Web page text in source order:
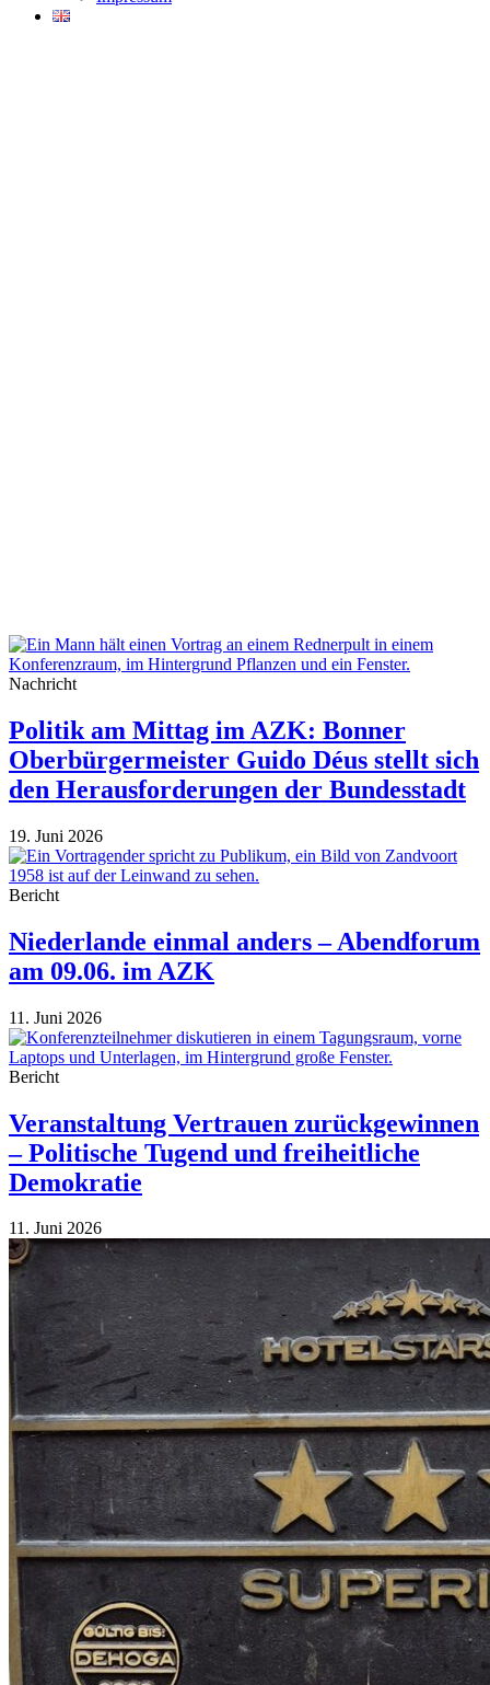
Nachricht
Politik am Mittag im AZK: Bonner
Oberbürgermeister Guido Déus stellt sich
den Herausforderungen der Bundesstadt
19. Juni 2026
Bericht
Niederlande einmal anders – Abendforum
am 09.06. im AZK
11. Juni 2026
Bericht
Veranstaltung Vertrauen zurückgewinnen
– Politische Tugend und freiheitliche
Demokratie
11. Juni 2026